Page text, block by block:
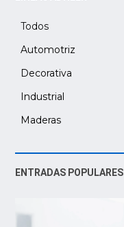
Automotriz
Decorativa
Industrial
Maderas
Todos
ENTRADAS POPULARES